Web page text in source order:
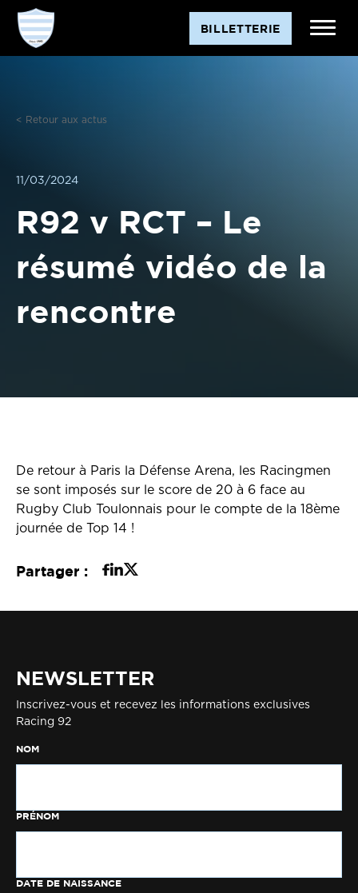
Aller
contenu
BILLETTERIE
< Retour aux actus
11/03/2024
R92 v RCT – Le
résumé vidéo de la
rencontre
De retour à Paris la Défense Arena, les Racingmen
se sont imposés sur le score de 20 à 6 face au
Rugby Club Toulonnais pour le compte de la 18ème
journée de Top 14 !
Partager :
NEWSLETTER
Inscrivez-vous et recevez les informations exclusives
Racing 92
NOM
PRÉNOM
DATE DE NAISSANCE